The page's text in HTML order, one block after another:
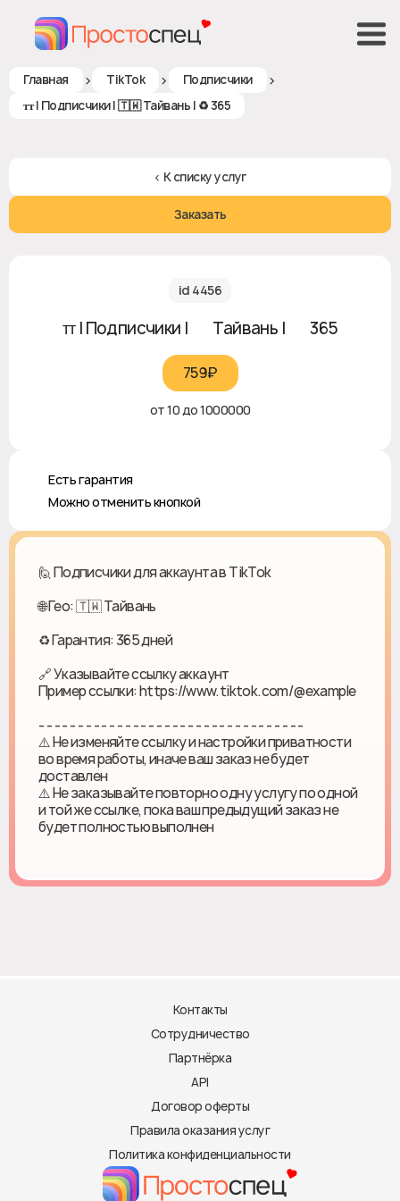
Главная > TikTok > Подписчики >
ᴛᴛ | Подписчики | 🇹🇼 Тайвань | ♻ 365
< К списку услуг
Заказать
id 4456
ᴛᴛ | Подписчики | 🇹🇼 Тайвань | ♻ 365
759₽‎
от 10 до 1000000
♻️ Есть гарантия
❎ Можно отменить кнопкой
🙋 Подписчики для аккаунта в TikTok
🌐 Гео: 🇹🇼 Тайвань
♻ Гарантия: 365 дней
🔗 Указывайте ссылку аккаунт
Пример ссылки: https://www.tiktok.com/@example
- - - - - - - - - - - - - - - - - - - - - - - - - - - - - - - - - -
⚠️ Не изменяйте ссылку и настройки приватности
во время работы, иначе ваш заказ не будет
доставлен
⚠️ Не заказывайте повторно одну услугу по одной
и той же ссылке, пока ваш предыдущий заказ не
будет полностью выполнен
Контакты
Сотрудничество
Партнёрка
API
Договор оферты
Правила оказания услуг
Политика конфиденциальности